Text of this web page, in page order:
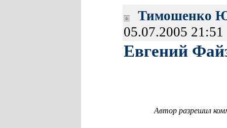
Тимошенко
05.07.2005 21:51
Евгений
Автор разрешил